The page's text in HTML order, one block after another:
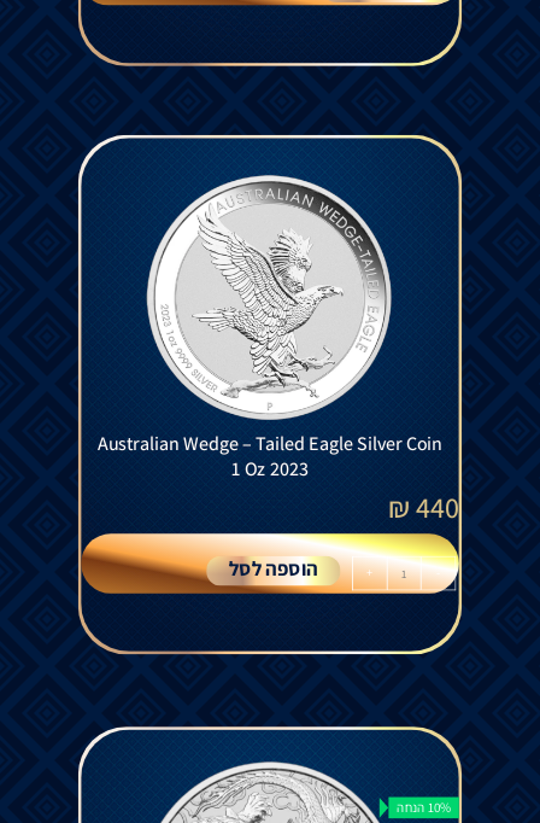
Australian Wedge – Tailed Eagle Silver Coin
1 Oz 2023
440
₪
-
+ הוספה לסל
10% הנחה